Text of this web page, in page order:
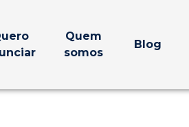
Quem
somos
Blog